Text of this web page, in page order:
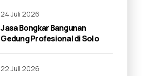
24 Juli 2026
Jasa Bongkar Bangunan
Gedung Profesional di Solo
22 Juli 2026